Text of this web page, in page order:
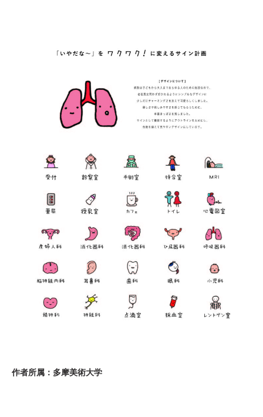
作者所属：多摩美術大学